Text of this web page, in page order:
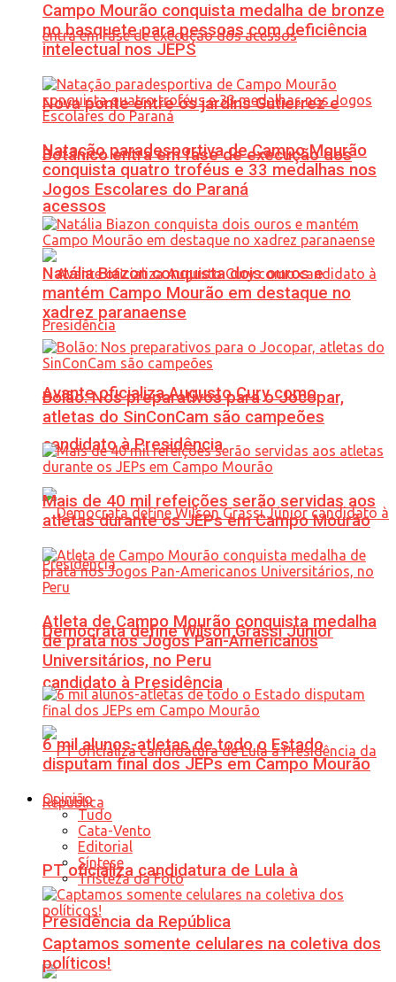
Nova ponte entre os jardins Gutierrez e
Botânico entra em fase de execução dos
acessos
Avante oficializa Augusto Cury como
candidato à Presidência
Democrata define Wilson Grassi Júnior
candidato à Presidência
PT oficializa candidatura de Lula à
Presidência da República
Campo Mourão conquista medalha de bronze
no basquete para pessoas com deficiência
intelectual nos JEPS
Natação paradesportiva de Campo Mourão
conquista quatro troféus e 33 medalhas nos
Jogos Escolares do Paraná
Natália Biazon conquista dois ouros e
mantém Campo Mourão em destaque no
xadrez paranaense
Bolão: Nos preparativos para o Jocopar,
atletas do SinConCam são campeões
Mais de 40 mil refeições serão servidas aos
atletas durante os JEPs em Campo Mourão
Atleta de Campo Mourão conquista medalha
de prata nos Jogos Pan-Americanos
Universitários, no Peru
6 mil alunos-atletas de todo o Estado
disputam final dos JEPs em Campo Mourão
Opinião
Tudo
Cata-Vento
Editorial
Síntese
Tristeza da Foto
Captamos somente celulares na coletiva dos
políticos!